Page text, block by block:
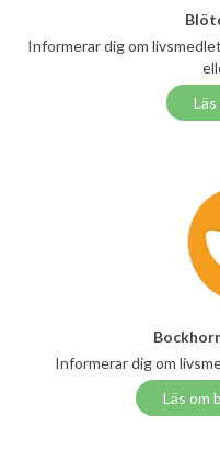
Informerar dig om
Informerar dig om
Läs om